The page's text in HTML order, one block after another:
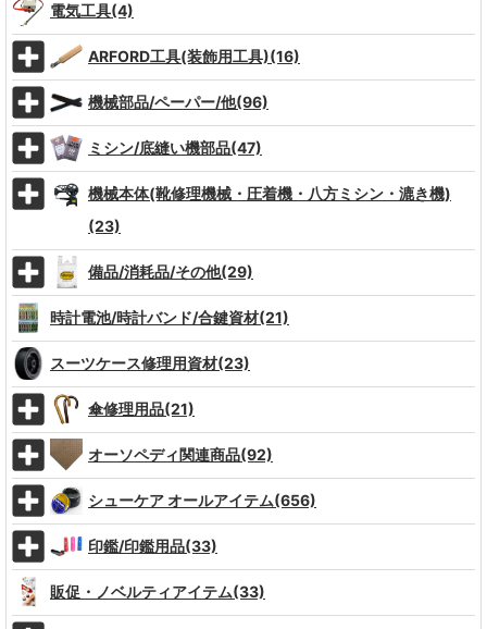
電気工具(4)
ARFORD工具(装飾用工具)(16)
機械部品/ペーパー/他(96)
ミシン/底縫い機部品(47)
機械本体(靴修理機械・圧着機・八方ミシン・漉き機)
(23)
備品/消耗品/その他(29)
時計電池/時計バンド/合鍵資材(21)
スーツケース修理用資材(23)
傘修理用品(21)
オーソペディ関連商品(92)
シューケア オールアイテム(656)
印鑑/印鑑用品(33)
販促・ノベルティアイテム(33)